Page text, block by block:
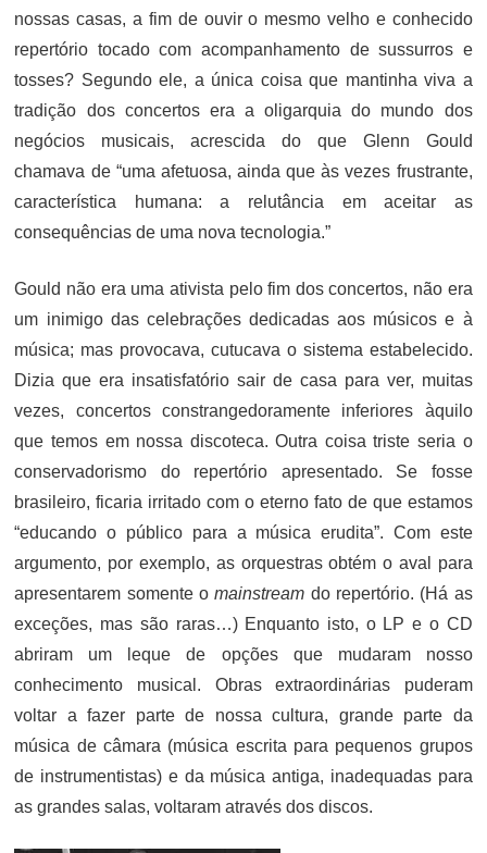
nossas casas, a fim de ouvir o mesmo velho e conhecido
repertório tocado com acompanhamento de sussurros e
tosses? Segundo ele, a única coisa que mantinha viva a
tradição dos concertos era a oligarquia do mundo dos
negócios musicais, acrescida do que Glenn Gould
chamava de “uma afetuosa, ainda que às vezes frustrante,
característica humana: a relutância em aceitar as
consequências de uma nova tecnologia.”
Gould não era uma ativista pelo fim dos concertos, não era
um inimigo das celebrações dedicadas aos músicos e à
música; mas provocava, cutucava o sistema estabelecido.
Dizia que era insatisfatório sair de casa para ver, muitas
vezes, concertos constrangedoramente inferiores àquilo
que temos em nossa discoteca. Outra coisa triste seria o
conservadorismo do repertório apresentado. Se fosse
brasileiro, ficaria irritado com o eterno fato de que estamos
“educando o público para a música erudita”. Com este
argumento, por exemplo, as orquestras obtém o aval para
apresentarem somente omainstream do repertório. (Há as
exceções, mas são raras…) Enquanto isto, o LP e o CD
abriram um leque de opções que mudaram nosso
conhecimento musical. Obras extraordinárias puderam
voltar a fazer parte de nossa cultura, grande parte da
música de câmara (música escrita para pequenos grupos
de instrumentistas) e da música antiga, inadequadas para
as grandes salas, voltaram através dos discos.